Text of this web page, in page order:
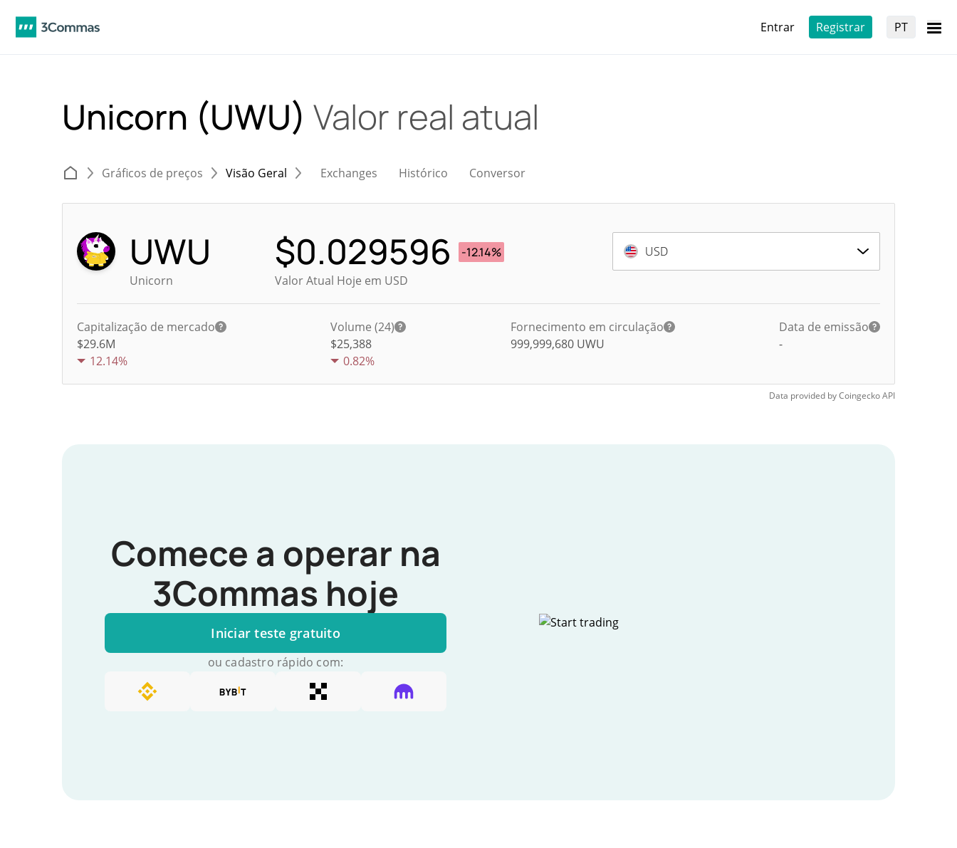
Entrar Registrar PT
Unicorn (UWU) Valor real atual
Gráficos de preços Visão Geral Exchanges Histórico Conversor
UWU
Unicorn
$0.029596
-12.14%
Valor Atual Hoje em USD
USD
Capitalização de mercado
$29.6M
12.14%
Volume (24)
$25,388
0.82%
Fornecimento em circulação
999,999,680 UWU
Data de emissão
-
Data provided byCoingeckoAPI
Comece a operar na
3Commas hoje
Iniciar teste gratuito
ou cadastro rápido com: